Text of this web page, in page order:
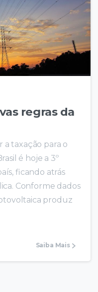
regras da
taxação para o
é hoje a 3º
ficando atrás
Conforme dados
produz
Saiba Mais